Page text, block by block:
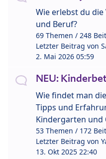
Wie erlebst du
und Beruf?
69 Themen / 248
Letzter Beitrag von
2. Mai 2026 05:59
NEU:
Wie findet man
Tipps und
Kindergarten und
53 Themen / 172
Letzter Beitrag von
13. Okt 2025 22:40